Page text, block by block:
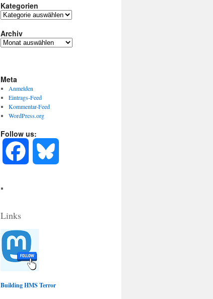
Kategorien
Kategorien
Archiv
Archiv
Meta
Anmelden
Eintrags-Feed
Kommentar-Feed
WordPress.org
Follow us:
b
o
Links
Building HMS Terror